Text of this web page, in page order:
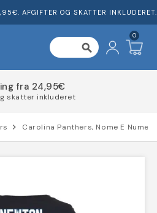
AFGIFTER OG SKATTER INKLUDERET.
search
0
fra 24,95€
skatter inkluderet
chevron_right Carolina Panthers, Nome E